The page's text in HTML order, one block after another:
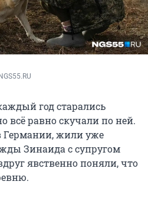
год старались
всё равно скучали по ней.
Германии, жили уже
Зинаида с супругом
явственно поняли, что